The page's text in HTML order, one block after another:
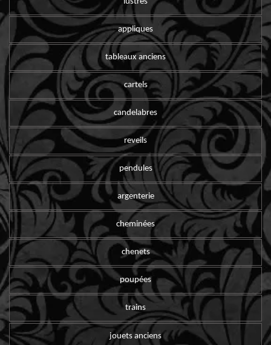
appliques
tableaux anciens
cartels
candelabres
reveils
pendules
argenterie
cheminées
chenets
poupées
trains
jouets anciens